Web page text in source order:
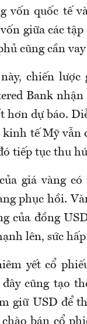
vốn quốc tế
giữa các
cũng cần
chiến
Bank
hơn dự báo.
tế Mỹ
tiếp tục thu
giá vàng
phục hồi.
của đồng
lên, sức
yết cổ
cũng tạo
giữ USD để